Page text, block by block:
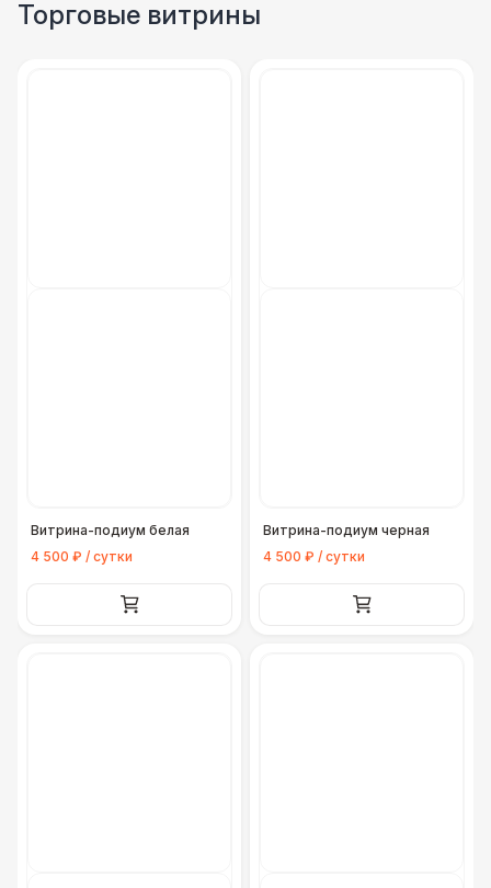
Торговые витрины
Витрина-подиум белая
4 500 ₽ / сутки
Витрина-подиум черная
4 500 ₽ / сутки